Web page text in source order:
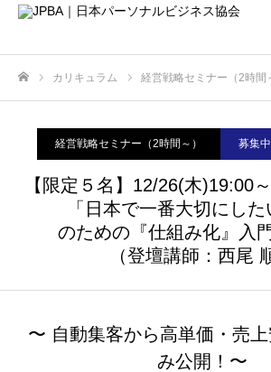
カリキュラム 経営戦略セミナー（2時間
経営戦略セミナー（2時間～） 募集
【限定５名】12/26(木)19:00
「日本で一番大切にした
のための『仕組み化』入
（登壇講師：西尾
〜 自動集客から高単価・売
み公開！〜